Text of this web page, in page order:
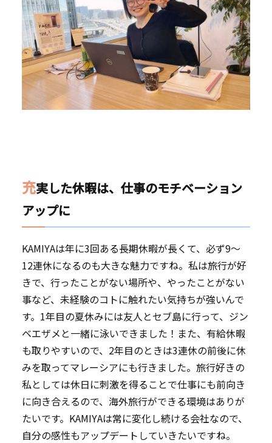
充実した休暇は、仕事のモチベーション
アップに
KAMIYAは年に3回ある長期休暇が長くて、必ず9～
12連休になるのも大きな魅力ですね。私は旅行が好
きで、行ったことがない場所や、やったことがない
事など、未経験のコトに触れたい気持ちが強いんで
す。1年目の夏休みには友人とセブ島に行って、ジン
ベエザメと一緒に泳いできました！また、有給休暇
も取りやすいので、2年目のときは3連休の前後に休
みを取ってマレーシアにも行きました。旅行好きの
私としては休日に刺激を得ることで仕事にも前向き
に向き合えるので、海外旅行ができる環境はありが
たいです。KAMIYAは常に変化し続ける会社なので、
自分の感性もアップデートしていきたいですね。